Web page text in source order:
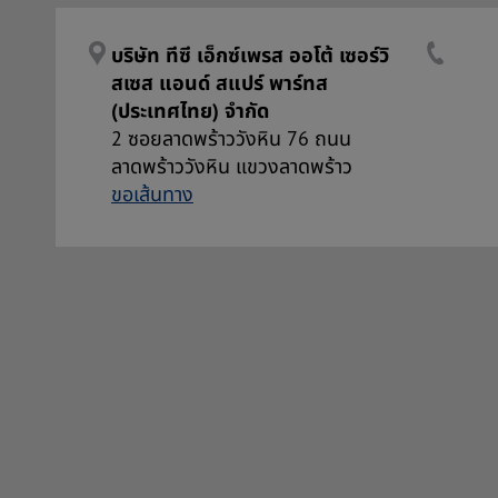
บริษัท ทีซี เอ็กซ์เพรส ออโต้ เซอร์วิ
สเซส แอนด์ สแปร์ พาร์ทส
(ประเทศไทย) จำกัด
2 ซอยลาดพร้าววังหิน 76 ถนน
ลาดพร้าววังหิน แขวงลาดพร้าว
ขอเส้นทาง